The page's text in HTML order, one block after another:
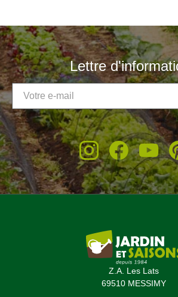
Lettre
Z.A. Les Lats
69510 MESSIMY